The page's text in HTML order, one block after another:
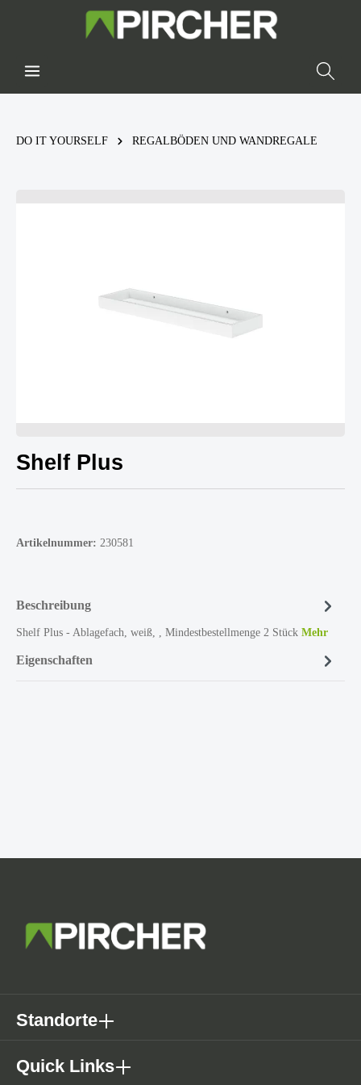
DO IT YOURSELF REGALBÖDEN UND WANDREGALE
Shelf Plus
Artikelnummer: 230581
Beschreibung
Shelf Plus - Ablagefach, weiß, , Mindestbestellmenge 2 Stück Mehr
Eigenschaften
Standorte
Quick Links